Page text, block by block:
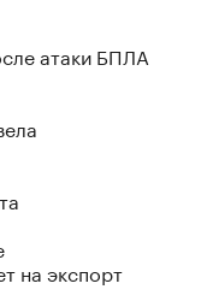
атаки БПЛА
на экспорт